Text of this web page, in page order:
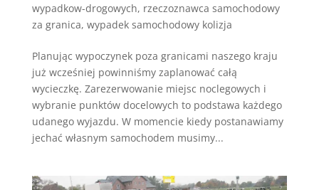
wypadkow-drogowych, rzeczoznawca samochodowy
za granica, wypadek samochodowy kolizja
Planując wypoczynek poza granicami naszego kraju
już wcześniej powinniśmy zaplanować całą
wycieczkę. Zarezerwowanie miejsc noclegowych i
wybranie punktów docelowych to podstawa każdego
udanego wyjazdu. W momencie kiedy postanawiamy
jechać własnym samochodem musimy...